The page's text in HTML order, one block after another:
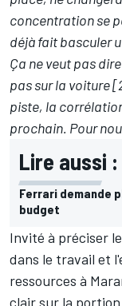
concentration se
déjà fait basculer
Ça ne veut pas
pas sur la voiture
piste, la
prochain. Pour
Lire aussi :
Ferrari demande
budget
Invité à préciser
dans le travail et
ressources à
clair sur la